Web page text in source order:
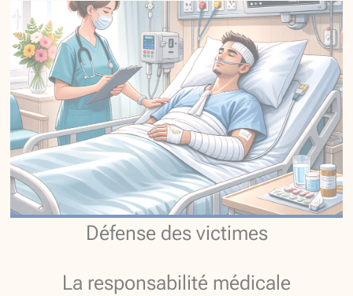
Défense des victimes
La responsabilité médicale